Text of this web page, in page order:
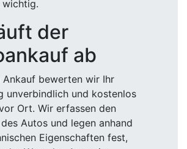
oder
erledigen
können Sie die Anmeldung
auch ganz bequem
aus erledigen. Senden
unverbindlich eine
keine Sorge: Wir legen